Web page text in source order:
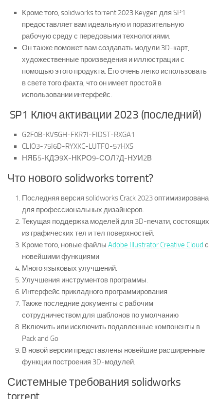
Кроме того, solidworks torrent 2023 Keygen для SP1
предоставляет вам идеальную и поразительную
рабочую среду с передовыми технологиями.
Он также поможет вам создавать модули 3D-карт,
художественные произведения и иллюстрации с
помощью этого продукта. Его очень легко использовать
в свете того факта, что он имеет простой в
использовании интерфейс.
SP1 Ключ активации 2023 (последний)
G2F0B-KV5GH-FKR7I-FIDST-RXGA1
CLJO3-75I6D-RYXKC-LUTFO-57HXS
НЯБ5-КДЭ9Х-НКРО9-СОЛ7Д-НУИ2В
Что нового solidworks torrent?
Последняя версия solidworks Crack 2023 оптимизирована
для профессиональных дизайнеров.
Текущая поддержка моделей для 3D-печати, состоящих
из графических тел и тел поверхностей.
Кроме того, новые файлы Adobe Illustrator Creative Cloud с
новейшими функциями
Много языковых улучшений.
Улучшения инструментов программы.
Интерфейс прикладного программирования
Также последние документы с рабочим
сотрудничеством для шаблонов по умолчанию
Включить или исключить подавленные компоненты в
Pack and Go
В новой версии представлены новейшие расширенные
функции построения 3D-модулей.
Системные требования solidworks
torrent